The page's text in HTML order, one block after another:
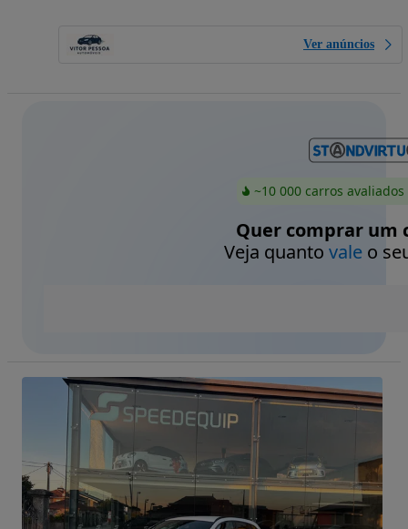
Ver anúncios
~10 000 carros
Quer comprar um
Veja quanto valeo